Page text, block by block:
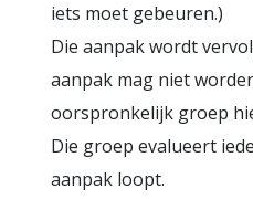
iets moet gebeuren.)
Die aanpak wordt
aanpak mag niet
oorspronkelijk groep
Die groep evalueert
aanpak loopt.